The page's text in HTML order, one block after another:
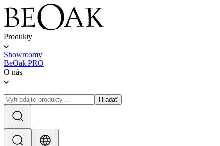
Produkty
Showroomy
BeOak PRO
O nás
Hľadať